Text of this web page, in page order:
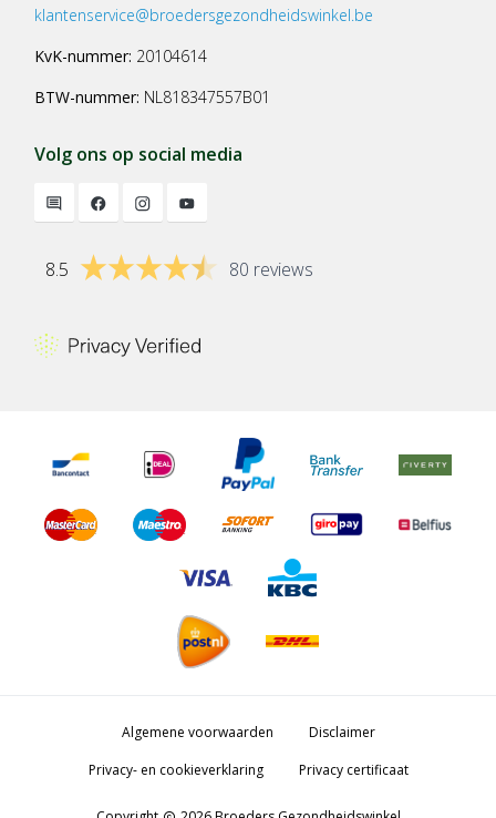
klantenservice@broedersgezondheidswinkel.be
KvK-nummer: 20104614
BTW-nummer: NL818347557B01
Volg ons op social media
8.5 80 reviews
Algemene voorwaarden
Disclaimer
Privacy- en cookieverklaring
Privacy certificaat